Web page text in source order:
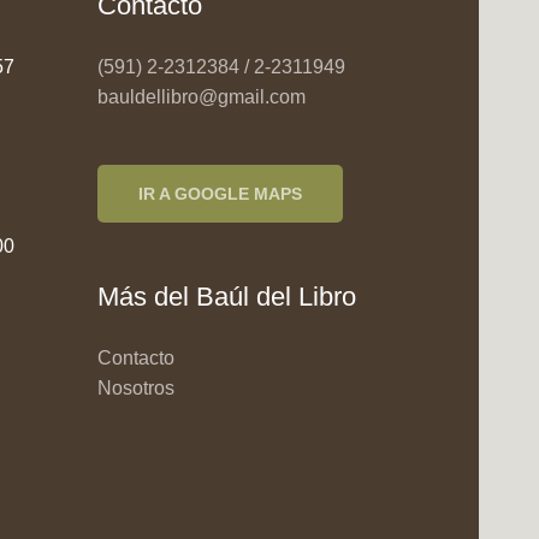
(591) 2-2312384 / 2-2311949
bauldellibro@gmail.com
IR A GOOGLE MAPS
Más del Baúl del Libro
Contacto
Nosotros